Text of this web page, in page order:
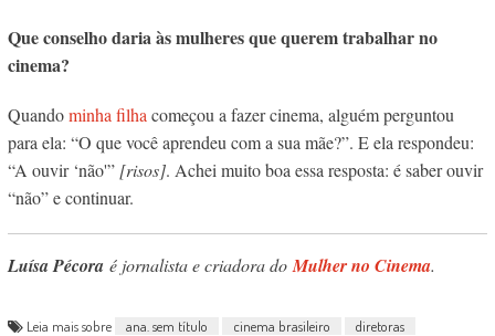
Que conselho daria às mulheres que querem trabalhar no
cinema?
Quandominha filha começou a fazer cinema, alguém perguntou
para ela: “O que você aprendeu com a sua mãe?”. E ela respondeu:
“A ouvir ‘não'” [risos]. Achei muito boa essa resposta: é saber ouvir
“não” e continuar.
Luísa Pécoraé jornalista e criadora do Mulher no Cinema.
Leia mais sobre ana. sem título cinema brasileiro
diretoras